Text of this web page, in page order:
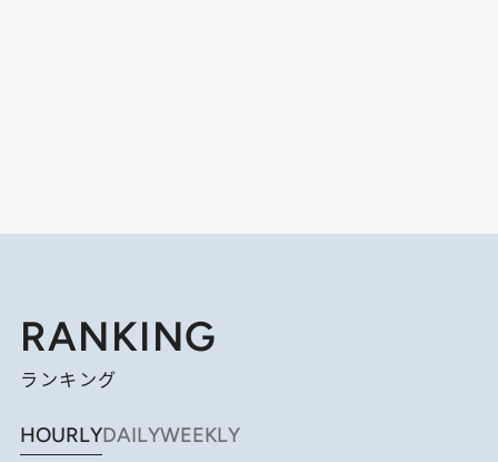
RANKING
ランキング
HOURLYDAILYWEEKLY